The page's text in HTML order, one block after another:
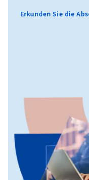
Erkunden Sie die